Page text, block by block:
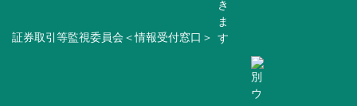
証券取引等監視委員会＜情報受付窓口＞